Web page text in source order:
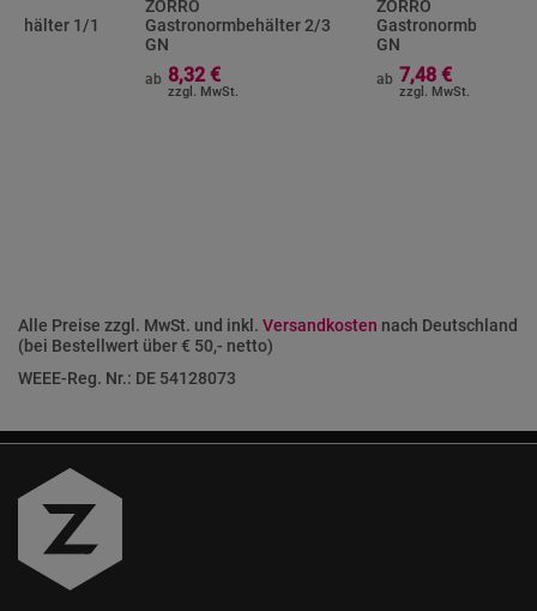
1/1
ZORRO
Gastronormbehälter 2/3
GN
ab 8,32 €
ZORRO
Gastronormbehälter
GN
ab 7,48 €
Alle Preise zzgl. MwSt. und inkl. Versandkosten nach Deutschland
(bei Bestellwert über € 50,- netto)
WEEE-Reg. Nr.: DE 54128073